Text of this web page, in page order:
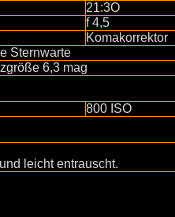
21:3O
f 4,5
Komakorrektor
Sternwarte
6,3 mag
800 ISO
leicht entrauscht.